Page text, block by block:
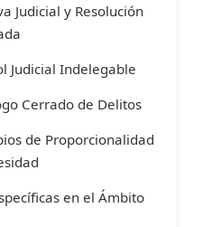
Judicial y Resolución
Judicial Indelegable
Cerrado de Delitos
de Proporcionalidad
en el Ámbito